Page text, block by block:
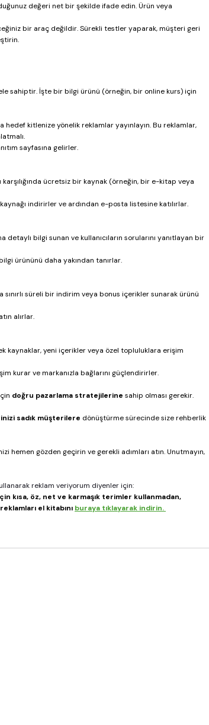
değeri net bir şekilde ifade edin. Ürün veya
bir araç değildir. Sürekli testler yaparak, müşteri geri
sahiptir. İşte bir bilgi ürünü (örneğin, bir online kurs) için
kitlenize yönelik reklamlar yayınlayın. Bu reklamlar,
sayfasına gelirler.
ücretsiz bir kaynak (örneğin, bir e-kitap veya
indirirler ve ardından e-posta listesine katılırlar.
detaylı bilgi sunan ve kullanıcıların sorularını yanıtlayan bir
ürününü daha yakından tanırlar.
sınırlı süreli bir indirim veya bonus içerikler sunarak ürünü
alırlar.
kaynaklar, yeni içerikler veya özel topluluklara erişim
kurar ve markanızla bağlarını güçlendirirler.
doğru pazarlama stratejilerine sahip olması gerekir.
sadık müşterilere dönüştürme sürecinde size rehberlik
hemen gözden geçirin ve gerekli adımları atın. Unutmayın,
reklam veriyorum diyenler için:
kısa, öz, net ve karmaşık terimler kullanmadan,
el kitabını buraya tıklayarak indirin.